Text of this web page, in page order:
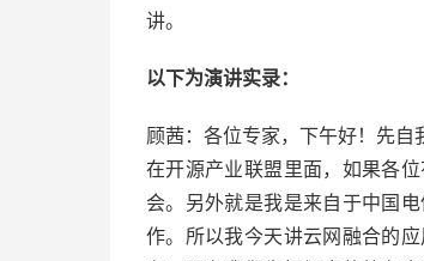
讲。
以下为演讲实录：
顾茜：各位专家，下午好！先
在开源产业联盟里面，如果各
会。另外就是我是来自于中国
作。所以我今天讲云网融合的